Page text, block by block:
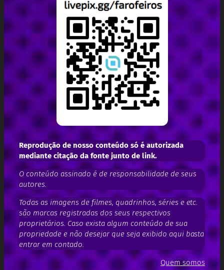
Reprodução de nosso conteúdo só é autorizada
mediante citação da fonte junto de link.
O conteúdo assinado é de responsabilidade de seus
autores.
Todas as imagens de filmes, quadrinhos, séries e etc.
são marcas registradas dos seus respectivos
proprietários. Caso exista algum conteúdo de sua
propriedade e não desejar que seja exibido aqui basta
entrar em contado.
Quem somos